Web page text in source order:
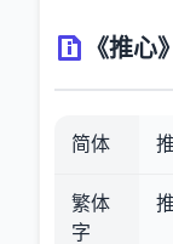
《推心
简体
繁体
字